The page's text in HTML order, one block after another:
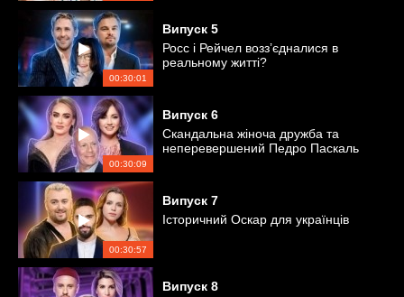
00:30:01
Випуск 5
Росс і Рейчел возз’єдналися в
реальному житті?
00:30:09
Випуск 6
Скандальна жіноча дружба та
неперевершений Педро Паскаль
00:30:57
Випуск 7
Історичний Оскар для українців
Випуск 8